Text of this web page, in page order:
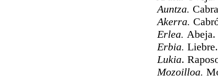
Auntza.
Akerra.
Erlea. Abeja.
Erbia.
Lukia.
Mozoilloa.